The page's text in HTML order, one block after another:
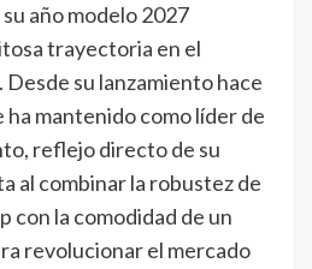
año modelo 2027
trayectoria en el
su lanzamiento hace
ha mantenido como líder de
reflejo directo de su
al combinar la robustez de
con la comodidad de un
revolucionar el mercado